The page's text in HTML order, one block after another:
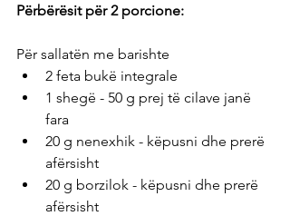
Përbërësit për 2 porcione:
Për sallatën me barishte
2 feta bukë integrale
1 shegë - 50 g prej të cilave janë
fara
20 g nenexhik - këpusni dhe prerë
afërsisht
20 g borzilok - këpusni dhe prerë
afërsisht